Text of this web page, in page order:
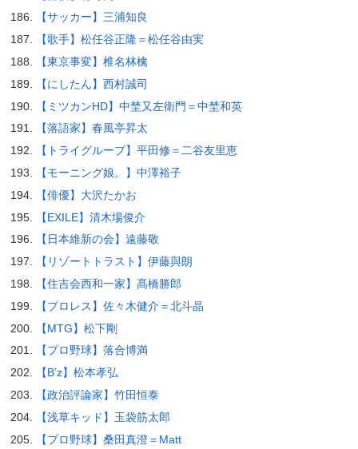
【サッカー】三浦知良
【歌手】松任谷正隆＝松任谷由実
【東京事変】椎名林檎
【にしたん】西村誠司
【ミツカンHD】中埜又左衛門＝中埜和英
【落語家】春風亭昇太
【トライグループ】平田修＝二谷友里恵
【モーニング娘。】中澤裕子
【俳優】大沢たかお
【EXILE】清木場俊介
【日本維新の会】遠藤敬
【リゾートトラスト】伊藤與朗
【住吉会西和一家】髙橋勝郎
【プロレス】佐々木健介＝北斗晶
【MTG】松下剛
【プロ野球】落合博満
【B’z】松本孝弘
【政治評論家】竹田恒泰
【浅草キッド】玉袋筋太郎
【プロ野球】桑田真澄＝Matt